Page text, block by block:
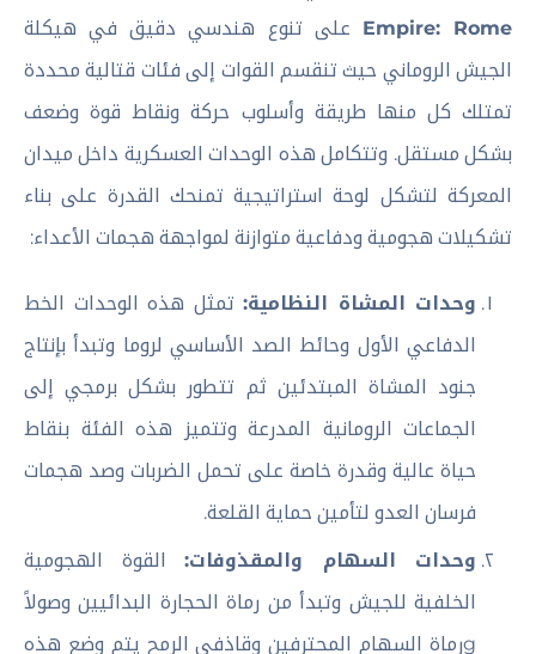
Empire: Rome على تنوع هندسي دقيق في هيكلة
الجيش الروماني حيث تنقسم القوات إلى فئات قتالية محددة
تمتلك كل منها طريقة وأسلوب حركة ونقاط قوة وضعف
بشكل مستقل. وتتكامل هذه الوحدات العسكرية داخل ميدان
المعركة لتشكل لوحة استراتيجية تمنحك القدرة على بناء
تشكيلات هجومية ودفاعية متوازنة لمواجهة هجمات الأعداء:
وحدات المشاة النظامية: تمثل هذه الوحدات الخط
الدفاعي الأول وحائط الصد الأساسي لروما وتبدأ بإنتاج
جنود المشاة المبتدئين ثم تتطور بشكل برمجي إلى
الجماعات الرومانية المدرعة وتتميز هذه الفئة بنقاط
حياة عالية وقدرة خاصة على تحمل الضربات وصد هجمات
فرسان العدو لتأمين حماية القلعة.
وحدات السهام والمقذوفات: القوة الهجومية
الخلفية للجيش وتبدأ من رماة الحجارة البدائيين وصولاً
gرماة السهام المحترفين وقاذفي الرمح يتم وضع هذه